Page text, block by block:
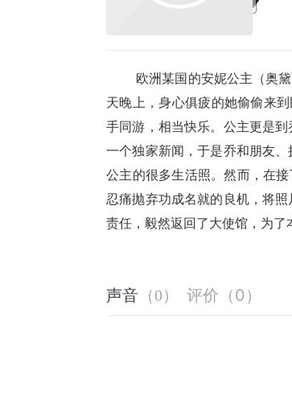
欧洲某国的安妮公主（奥
天晚上，身心俱疲的她偷偷来
手同游，相当快乐。公主更是
一个独家新闻，于是乔和朋友
公主的很多生活照。然而，在
忍痛抛弃功成名就的良机，将
责任，毅然返回了大使馆，为了
声音 （0） 评价 （0 ）